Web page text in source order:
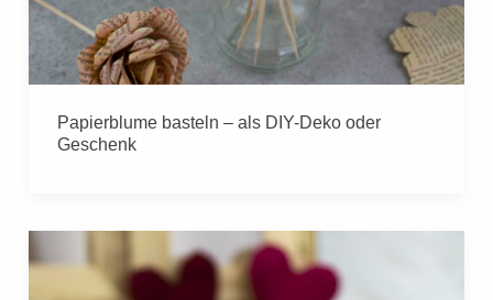
Papierblume basteln – als DIY-Deko oder
Geschenk